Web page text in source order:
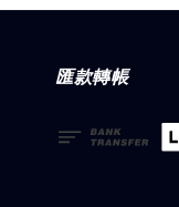
匯款轉帳